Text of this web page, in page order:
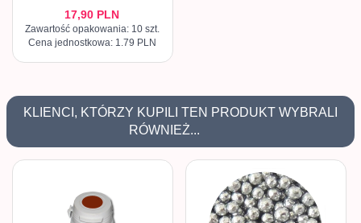
17,90 PLN
Zawartość opakowania: 10 szt.
Cena jednostkowa: 1.79 PLN
KLIENCI, KTÓRZY KUPILI TEN PRODUKT WYBRALI
RÓWNIEŻ...